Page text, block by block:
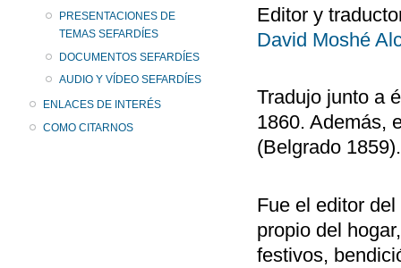
PRESENTACIONES DE
TEMAS SEFARDÍES
DOCUMENTOS SEFARDÍES
AUDIO Y VÍDEO SEFARDÍES
ENLACES DE INTERÉS
COMO CITARNOS
Editor y
David Moshé
Tradujo junto a
1860. Además,
(Belgrado 1859).
Fue el editor del
propio del
festivos,